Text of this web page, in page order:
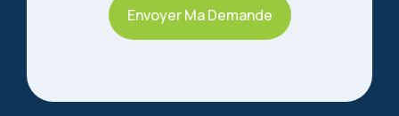
Envoyer Ma Demande